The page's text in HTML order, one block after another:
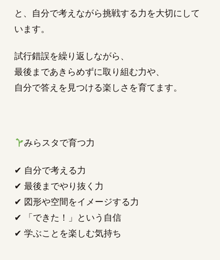
と、自分で考えながら挑戦する力を大切にして
います。
試行錯誤を繰り返しながら、
最後まであきらめずに取り組む力や、
自分で答えを見つける楽しさを育てます。
みらスタで育つ力
✔ 自分で考える力
✔ 最後までやり抜く力
✔ 図形や空間をイメージする力
✔ 「できた！」という自信
✔ 学ぶことを楽しむ気持ち